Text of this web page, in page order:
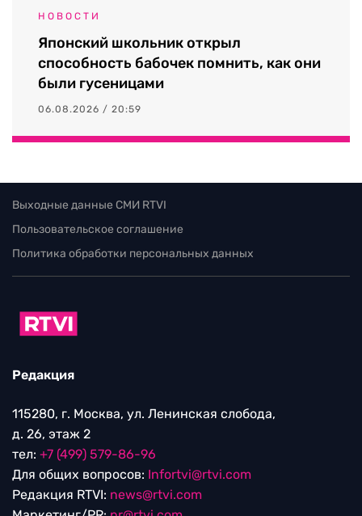
НОВОСТИ
Японский школьник открыл
способность бабочек помнить, как они
были гусеницами
06.08.2026 / 20:59
Выходные данные СМИ RTVI
Пользовательское соглашение
Политика обработки персональных данных
Редакция
115280, г. Москва, ул. Ленинская слобода,
д. 26, этаж 2
тел: +7 (499) 579-86-96
Для общих вопросов: Infortvi@rtvi.com
Редакция RTVI: news@rtvi.com